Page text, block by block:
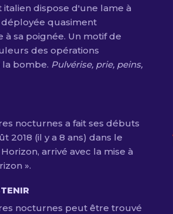
italien dispose d'une lame à
quasiment
sa poignée. Un motif de
des opérations
bombe. Pulvérise, prie, peins,
nocturnes a fait ses débuts
2018 (il y a 8 ans) dans le
arrivé avec la mise à
».
nocturnes peut être trouvé